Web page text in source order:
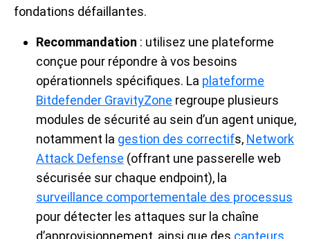
fondations défaillantes.
Recommandation : utilisez une plateforme
conçue pour répondre à vos besoins
opérationnels spécifiques. La plateforme
Bitdefender GravityZone regroupe plusieurs
modules de sécurité au sein d’un agent unique,
notamment la gestion des correctifs, Network
Attack Defense (offrant une passerelle web
sécurisée sur chaque endpoint), la
surveillance comportementale des processus
pour détecter les attaques sur la chaîne
d’approvisionnement, ainsi que des capteurs